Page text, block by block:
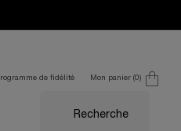
de fidélité
Mon panier 0
0 produit
Recherche